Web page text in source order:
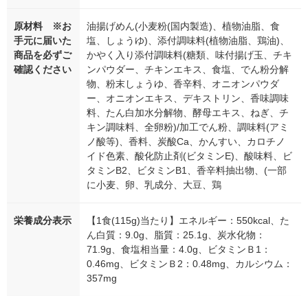
原材料 ※お
手元に届いた
商品を必ずご
確認ください
油揚げめん(小麦粉(国内製造)、植物油脂、食
塩、しょうゆ)、添付調味料(植物油脂、鶏油)、
かやく入り添付調味料(糖類、味付揚げ玉、チキ
ンパウダー、チキンエキス、食塩、でん粉分解
物、粉末しょうゆ、香辛料、オニオンパウダ
ー、オニオンエキス、デキストリン、香味調味
料、たん白加水分解物、酵母エキス、ねぎ、チ
キン調味料、全卵粉)/加工でん粉、調味料(アミ
ノ酸等)、香料、炭酸Ca、かんすい、カロチノ
イド色素、酸化防止剤(ビタミンE)、酸味料、ビ
タミンB2、ビタミンB1、香辛料抽出物、(一部
に小麦、卵、乳成分、大豆、鶏
栄養成分表示
【1食(115g)当たり】エネルギー：550kcal、た
ん白質：9.0g、脂質：25.1g、炭水化物：
71.9g、食塩相当量：4.0g、ビタミンＢ1：
0.46mg、ビタミンＢ2：0.48mg、カルシウム：
357mg